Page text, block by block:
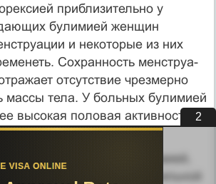
приблизительно у
булимией женщин
и некоторые из них
Сохранность менструа­
отсутствие чрезмерно
массы тела. У больных булимией
высокая половая активность,
связанные с булимией,
хотя у лиц со значительной
1